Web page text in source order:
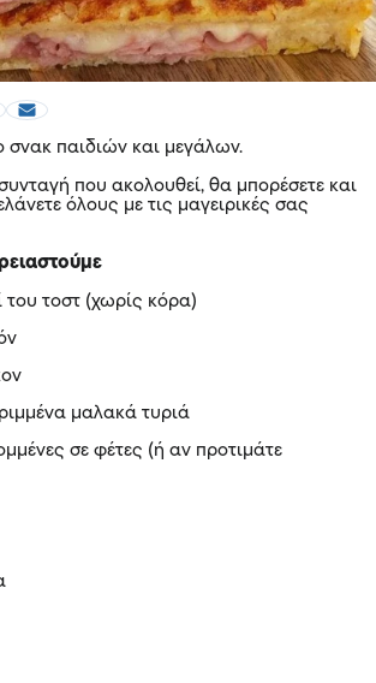
σνακ παιδιών και μεγάλων.
που ακολουθεί, θα μπορέσετε και
όλους με τις μαγειρικές σας
τοστ (χωρίς κόρα)
μαλακά τυριά
σε φέτες (ή αν προτιμάτε